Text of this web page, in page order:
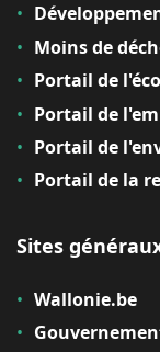
Moins de
Portail de
Portail de
Portail de
Portail de la
Sites
Wallonie.be